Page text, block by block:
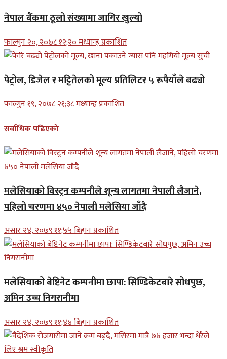
नेपाल बैंकमा ठूलो संख्यामा जागिर खुल्यो
फाल्गुन २०, २०७८ १२;२० मध्यान्ह प्रकाशित
पेट्रोल, डिजेल र मट्टितेलको मूल्य प्रतिलिटर ५ रूपैयाँले बढ्यो
फाल्गुन १९, २०७८ २१;३८ मध्यान्ह प्रकाशित
सर्वाधिक पढिएको
मलेसियाको विस्ट्रन कम्पनीले शून्य लागतमा नेपाली लैजाने,
पहिलो चरणमा ४५० नेपाली मलेसिया जाँदै
असार २४, २०७९ ११;५५ बिहान प्रकाशित
मलेसियाको बेष्टिनेट कम्पनीमा छापा: सिण्डिकेटबारे सोधपुछ,
अमिन उच्च निगरानीमा
असार २४, २०७९ ११;४४ बिहान प्रकाशित